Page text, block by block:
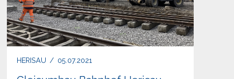
HERISAU / 05.07.2021